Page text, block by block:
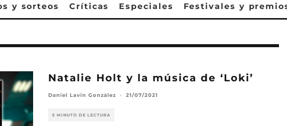
y sorteos Críticas Especiales Festivales y
Natalie Holt y la música de ‘Loki’
Daniel Lavin González · 21/07/2021
5 MINUTO DE LECTURA